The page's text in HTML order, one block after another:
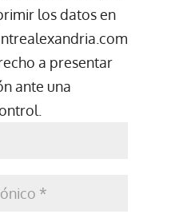
los datos en
a presentar
ante una